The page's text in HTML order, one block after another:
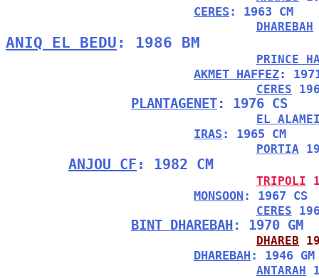
CERES: 1963 CM
DHAREBAH
ANIQ EL BEDU : 1986 BM
PRINCE
AKMET HAFFEZ:
CERES
PLANTAGENET: 1976 CS
EL
IRAS: 1965 CM
PORTIA
ANJOU CF : 1982 CM
TRIPOLI
MONSOON: 1967 CS
CERES
BINT DHAREBAH: 1970 GM
DHAREB
DHAREBAH : 1946 GM
ANTARAH